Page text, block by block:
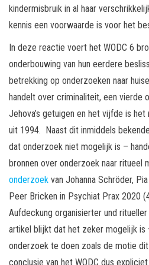
kindermisbruik in al haar
kennis een voorwaarde is voor het
In deze reactie voert het WODC 6
onderbouwing van hun eerdere
betrekking op onderzoeken naar
handelt over criminaliteit, een vierde
Jehova’s getuigen en het vijfde is
uit 1994. Naast dit inmiddels
dat onderzoek niet mogelijk is –
bronnen over onderzoek naar ritueel
onderzoek van Johanna Schröder,
Peer Bricken in Psychiat Prax 2020
Aufdeckung organisierter und
artikel blijkt dat het zeker mogelijk
onderzoek te doen zoals de motie
conclusie van het WODC dus